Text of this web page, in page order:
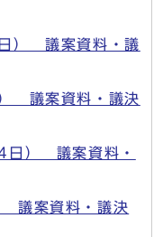
） 議案資料・議
議案資料・議決
日） 議案資料・
議案資料・議決